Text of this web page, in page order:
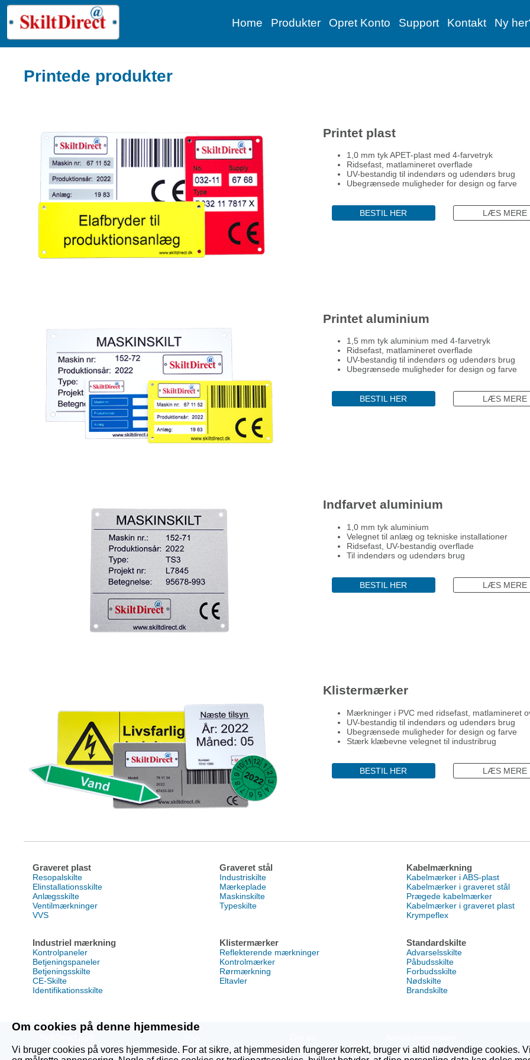
Home Produkter Opret Konto Support Kontakt Ny
Printede produkter
Printet plast
1,0 mm tyk APET-plast med 4-farvetryk
Ridsefast, matlamineret overflade
UV-bestandig til indendørs og udendørs brug
Ubegrænsede muligheder for design og farve
BESTIL HER LÆS MERE
Printet aluminium
1,5 mm tyk aluminium med 4-farvetryk
Ridsefast, matlamineret overflade
UV-bestandig til indendørs og udendørs brug
Ubegrænsede muligheder for design og farve
BESTIL HER LÆS MERE
Indfarvet aluminium
1,0 mm tyk aluminium
Velegnet til anlæg og tekniske installationer
Ridsefast, UV-bestandig overflade
Til indendørs og udendørs brug
BESTIL HER LÆS MERE
Klistermærker
Mærkninger i PVC med ridsefast, matlamineret
UV-bestandig til indendørs og udendørs brug
Ubegrænsede muligheder for design og farve
Stærk klæbevne velegnet til industribrug
BESTIL HER LÆS MERE
Graveret plast
Resopalskilte
Elinstallationsskilte
Anlægsskilte
Ventilmærkninger
VVS
Graveret stål
Industriskilte
Mærkeplade
Maskinskilte
Typeskilte
Kabelmærkning
Kabelmærker i ABS-plast
Kabelmærker i graveret stål
Prægede kabelmærker
Kabelmærker i graveret plast
Krympeflex
Industriel mærkning
Kontrolpaneler
Betjeningspaneler
Betjeningsskilte
CE-Skilte
Identifikationsskilte
Klistermærker
Reflekterende mærkninger
Kontrolmærker
Rørmærkning
Eltavler
Standardskilte
Advarselsskilte
Påbudsskilte
Forbudsskilte
Nødskilte
Brandskilte
Byleddet 12
Eksempel
Vilkår
Cookiepolitik
Om cookies på denne hjemmeside
Vi bruger cookies på vores hjemmeside. For at sikre, at hjemmesiden fungerer korrekt, bruger vi altid nødvendige cookies.